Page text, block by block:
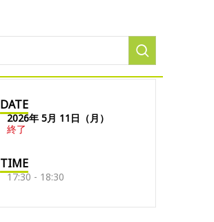
DATE
2026年 5月 11日（月）
終了
TIME
17:30 - 18:30